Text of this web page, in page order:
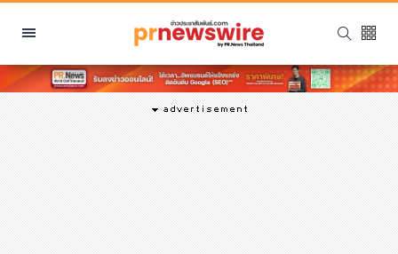
หมวดหมู่
พีอาร์ นิวส์ไวร์
สินค้า, บริการ
โปรโมชั่น
งานอีเว้นท์
รีวิว
บันเทิง